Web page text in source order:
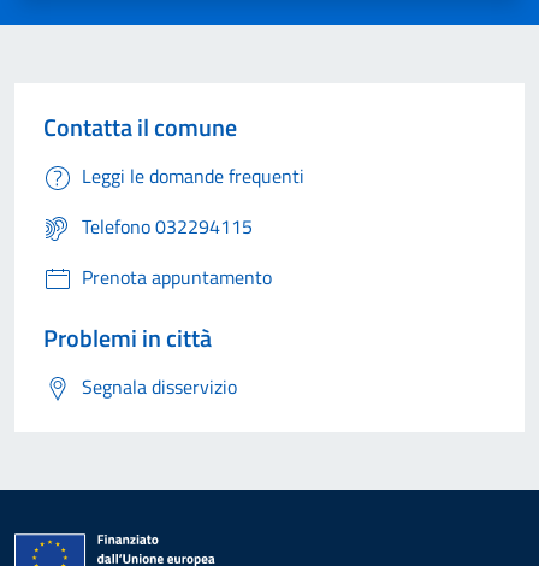
Contatta il comune
Leggi le domande frequenti
Telefono 032294115
Prenota appuntamento
Problemi in città
Segnala disservizio